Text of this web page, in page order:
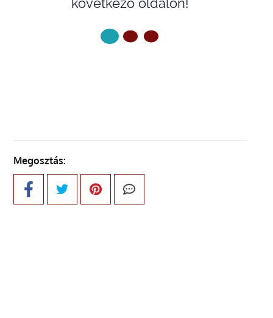
Megosztás: